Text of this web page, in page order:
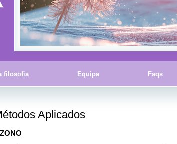
filosofia Equipa Faqs
Aplicados